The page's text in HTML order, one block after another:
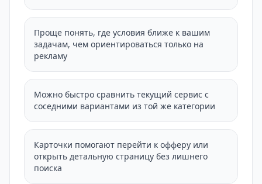
Проще понять, где условия ближе к вашим
задачам, чем ориентироваться только на
рекламу
Можно быстро сравнить текущий сервис с
соседними вариантами из той же категории
Карточки помогают перейти к офферу или
открыть детальную страницу без лишнего
поиска